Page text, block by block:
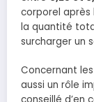
corporel après
la quantité
surcharger un
Concernant
aussi un rôle
conseillé d’en